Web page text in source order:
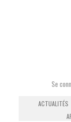
Se
ACTUALITÉS